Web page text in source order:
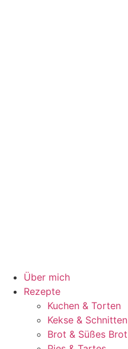
Über mich
Rezepte
Kuchen & Torten
Kekse & Schnitten
Brot & Süßes Brot